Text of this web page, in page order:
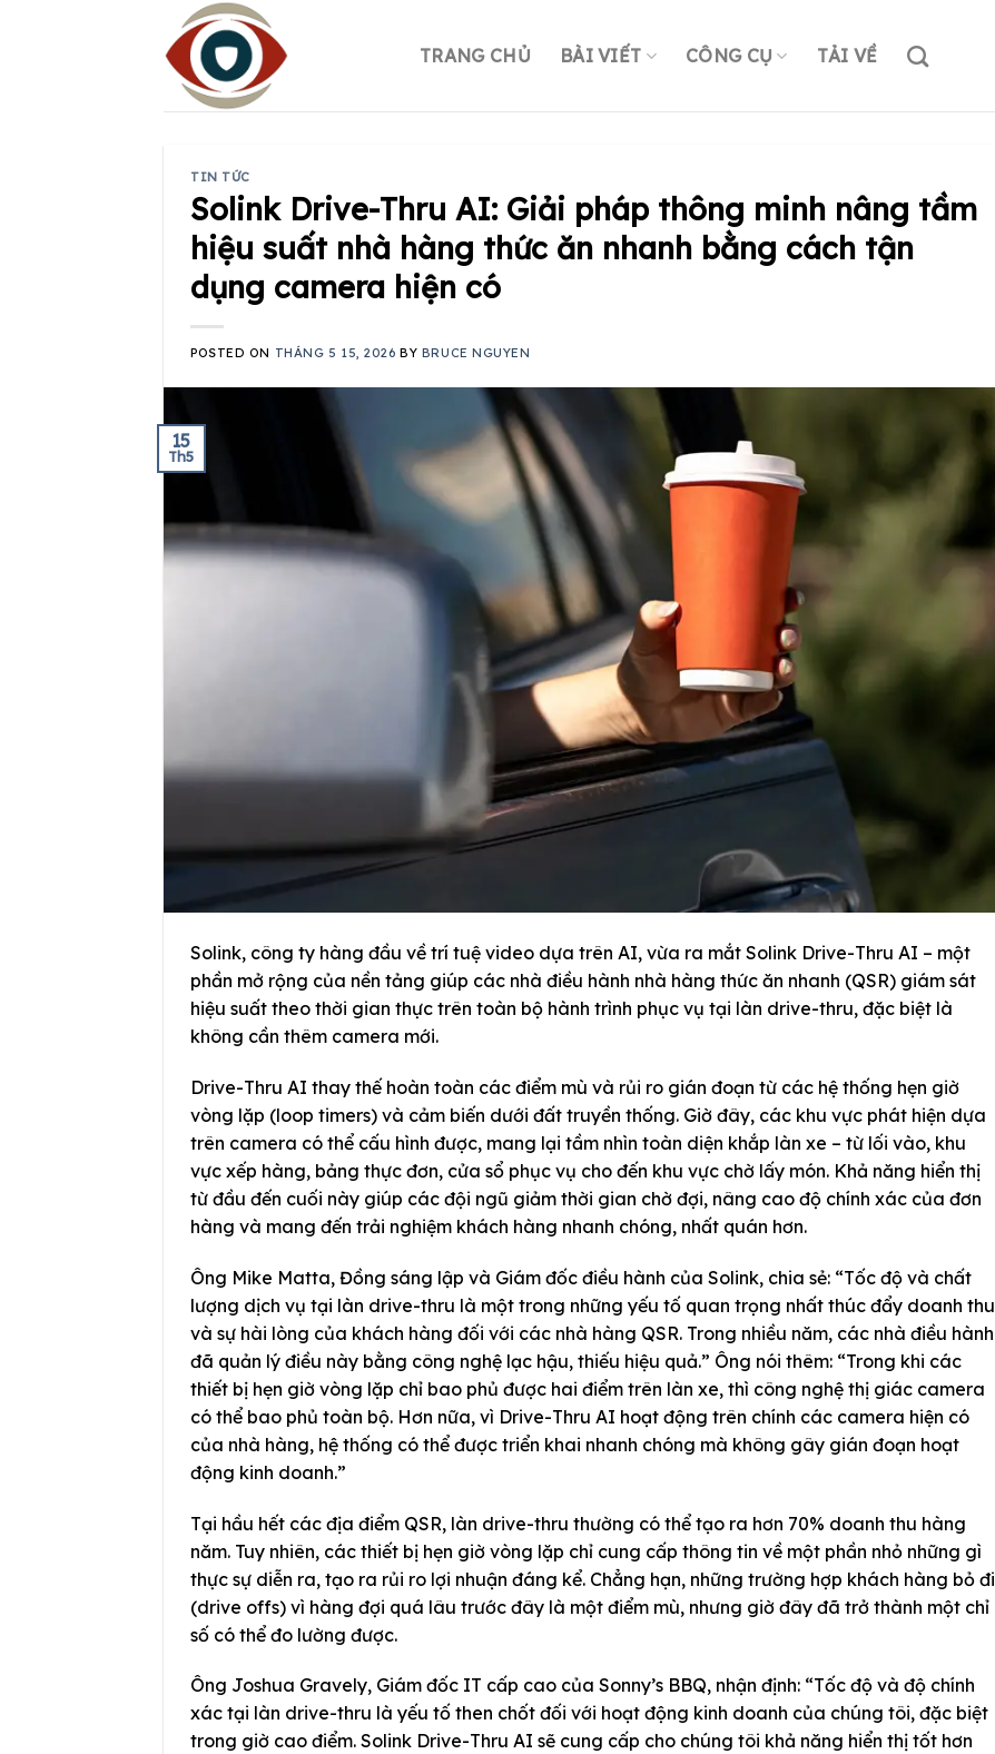
TRANG CHỦ BÀI VIẾT CÔNG CỤ TẢI VỀ
TIN TỨC
Solink Drive-Thru AI: Giải pháp thông minh nâng tầm
hiệu suất nhà hàng thức ăn nhanh bằng cách tận
dụng camera hiện có
POSTED ON THÁNG 5 15, 2026 BY BRUCE NGUYEN
15
Th5
Solink, công ty hàng đầu về trí tuệ video dựa trên AI, vừa ra mắt Solink Drive-Thru AI – một
phần mở rộng của nền tảng giúp các nhà điều hành nhà hàng thức ăn nhanh (QSR) giám sát
hiệu suất theo thời gian thực trên toàn bộ hành trình phục vụ tại làn drive-thru, đặc biệt là
không cần thêm camera mới.
Drive-Thru AI thay thế hoàn toàn các điểm mù và rủi ro gián đoạn từ các hệ thống hẹn giờ
vòng lặp (loop timers) và cảm biến dưới đất truyền thống. Giờ đây, các khu vực phát hiện dựa
trên camera có thể cấu hình được, mang lại tầm nhìn toàn diện khắp làn xe – từ lối vào, khu
vực xếp hàng, bảng thực đơn, cửa sổ phục vụ cho đến khu vực chờ lấy món. Khả năng hiển thị
từ đầu đến cuối này giúp các đội ngũ giảm thời gian chờ đợi, nâng cao độ chính xác của đơn
hàng và mang đến trải nghiệm khách hàng nhanh chóng, nhất quán hơn.
Ông Mike Matta, Đồng sáng lập và Giám đốc điều hành của Solink, chia sẻ: “Tốc độ và chất
lượng dịch vụ tại làn drive-thru là một trong những yếu tố quan trọng nhất thúc đẩy doanh thu
và sự hài lòng của khách hàng đối với các nhà hàng QSR. Trong nhiều năm, các nhà điều hành
đã quản lý điều này bằng công nghệ lạc hậu, thiếu hiệu quả.” Ông nói thêm: “Trong khi các
thiết bị hẹn giờ vòng lặp chỉ bao phủ được hai điểm trên làn xe, thì công nghệ thị giác camera
có thể bao phủ toàn bộ. Hơn nữa, vì Drive-Thru AI hoạt động trên chính các camera hiện có
của nhà hàng, hệ thống có thể được triển khai nhanh chóng mà không gây gián đoạn hoạt
động kinh doanh.”
Tại hầu hết các địa điểm QSR, làn drive-thru thường có thể tạo ra hơn 70% doanh thu hàng
năm. Tuy nhiên, các thiết bị hẹn giờ vòng lặp chỉ cung cấp thông tin về một phần nhỏ những gì
thực sự diễn ra, tạo ra rủi ro lợi nhuận đáng kể. Chẳng hạn, những trường hợp khách hàng bỏ đi
(drive offs) vì hàng đợi quá lâu trước đây là một điểm mù, nhưng giờ đây đã trở thành một chỉ
số có thể đo lường được.
Ông Joshua Gravely, Giám đốc IT cấp cao của Sonny’s BBQ, nhận định: “Tốc độ và độ chính
xác tại làn drive-thru là yếu tố then chốt đối với hoạt động kinh doanh của chúng tôi, đặc biệt
trong giờ cao điểm. Solink Drive-Thru AI sẽ cung cấp cho chúng tôi khả năng hiển thị tốt hơn